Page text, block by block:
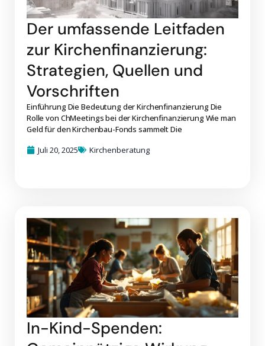
Der umfassende Leitfaden
zur Kirchenfinanzierung:
Strategien, Quellen und
Vorschriften
Einführung Die Bedeutung der Kirchenfinanzierung Die
Rolle von ChMeetings bei der Kirchenfinanzierung Wie man
Geld für den Kirchenbau-Fonds sammelt Die
Juli 20, 2025
Kirchenberatung
In-Kind-Spenden: